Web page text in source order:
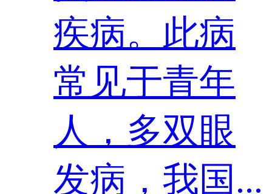
疾病。此病
常见于青年
人，多双眼
发病，我国...